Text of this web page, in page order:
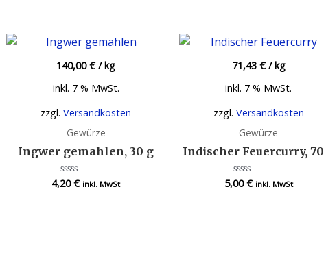
140,00€/kg
inkl. 7 % MwSt.
zzgl.Versandkosten
Gewürze
Ingwer gemahlen, 30 g
Bewertet
4,20€ inkl. MwSt
71,43 €/kg
inkl. 7 % MwSt.
zzgl. Versandkosten
Gewürze
Indischer Feuercurry, 70
Bewertet
5,00€ inkl. MwSt